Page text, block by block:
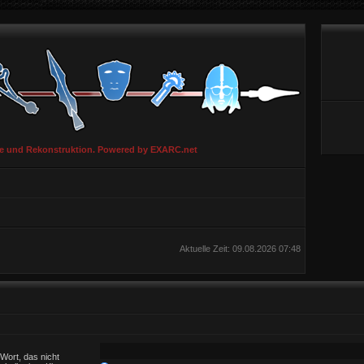
Rekonstruktion. Powered by EXARC.net
Aktuelle Zeit: 09.08.2026 07:48
das nicht